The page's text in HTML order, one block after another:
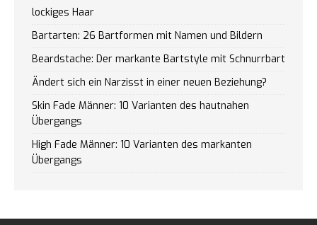
lockiges Haar
Bartarten: 26 Bartformen mit Namen und Bildern
Beardstache: Der markante Bartstyle mit Schnurrbart
Ändert sich ein Narzisst in einer neuen Beziehung?
Skin Fade Männer: 10 Varianten des hautnahen
Übergangs
High Fade Männer: 10 Varianten des markanten
Übergangs